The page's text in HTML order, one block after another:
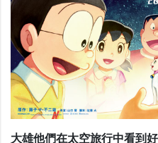
大雄他們在太空旅行中看到